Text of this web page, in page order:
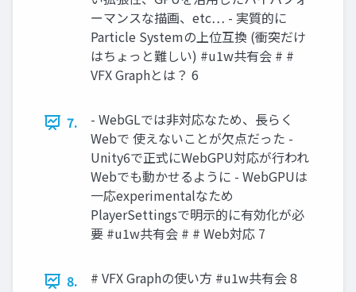
ーマンスな描画、etc… - 実質的に
Particle Systemの上位互換 (衝突だけ
はちょっと難しい) #u1w共有会 # #
VFX Graphとは？ 6
7.
- WebGLでは非対応なため、長らく
Webで 使えないことが欠点だった -
Unity6で正式にWebGPU対応が行われ
Webでも動かせるように - WebGPUは
一応experimentalなため
PlayerSettingsで明示的に有効化が必
要 #u1w共有会 # # Web対応 7
8. # VFX Graphの使い方 #u1w共有会 8